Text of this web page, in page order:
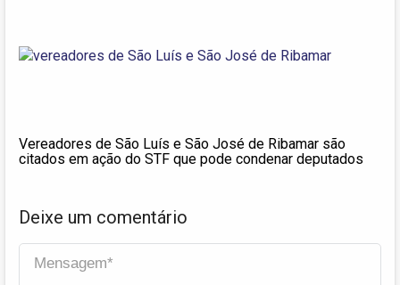
Vereadores de São Luís e São José de Ribamar são
citados em ação do STF que pode condenar deputados
Deixe um comentário